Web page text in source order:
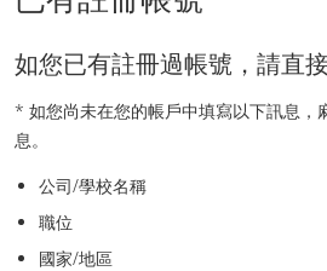
如您已有註冊過帳號，請直接
* 如您尚未在您的帳戶中填寫以下訊息，
息。
公司/學校名稱
職位
國家/地區